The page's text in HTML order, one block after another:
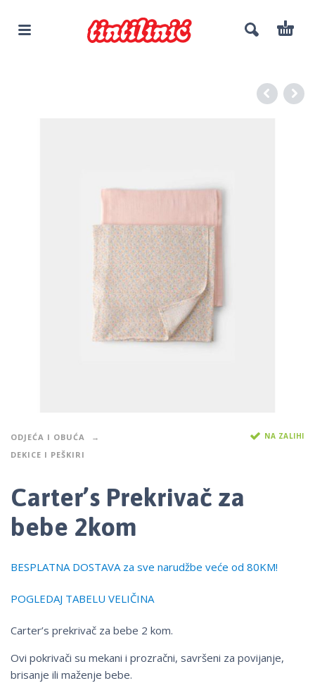
ODJEĆA I OBUĆA
DEKICE I PEŠKIRI
NA ZALIHI
Carter’s Prekrivač za
bebe 2kom
BESPLATNA DOSTAVA za sve narudžbe veće od 80KM!
POGLEDAJ TABELU VELIČINA
Carter’s prekrivač za bebe 2 kom.
Ovi pokrivači su mekani i prozračni, savršeni za povijanje,
brisanje ili maženje bebe.